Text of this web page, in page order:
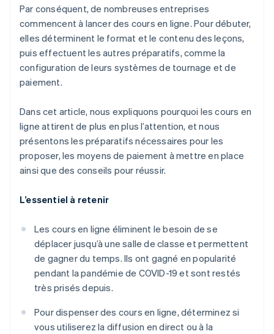
Par conséquent, de nombreuses entreprises
commencent à lancer des cours en ligne. Pour débuter,
elles déterminent le format et le contenu des leçons,
puis effectuent les autres préparatifs, comme la
configuration de leurs systèmes de tournage et de
paiement.
Dans cet article, nous expliquons pourquoi les cours en
ligne attirent de plus en plus l’attention, et nous
présentons les préparatifs nécessaires pour les
proposer, les moyens de paiement à mettre en place
ainsi que des conseils pour réussir.
L’essentiel à retenir
Les cours en ligne éliminent le besoin de se
déplacer jusqu’à une salle de classe et permettent
de gagner du temps. Ils ont gagné en popularité
pendant la pandémie de COVID-19 et sont restés
très prisés depuis.
Pour dispenser des cours en ligne, déterminez si
vous utiliserez la diffusion en direct ou à la